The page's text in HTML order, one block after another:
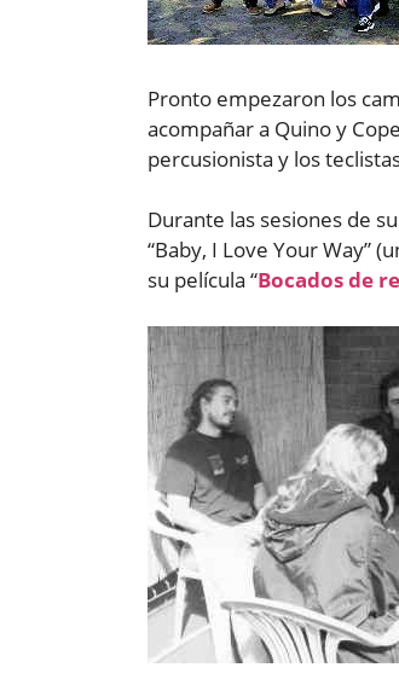
Pronto empezaron los
acompañar a Quino y
percusionista y los
Durante las sesiones de
“Baby, I Love Your Way”
su película “Bocados de